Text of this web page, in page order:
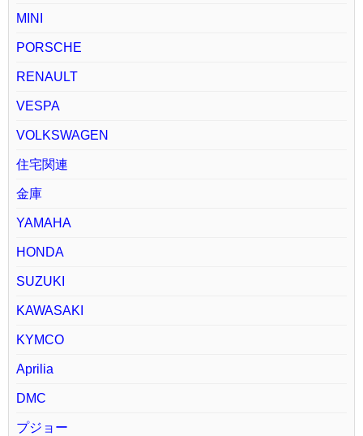
MINI
PORSCHE
RENAULT
VESPA
VOLKSWAGEN
住宅関連
金庫
YAMAHA
HONDA
SUZUKI
KAWASAKI
KYMCO
Aprilia
DMC
プジョー